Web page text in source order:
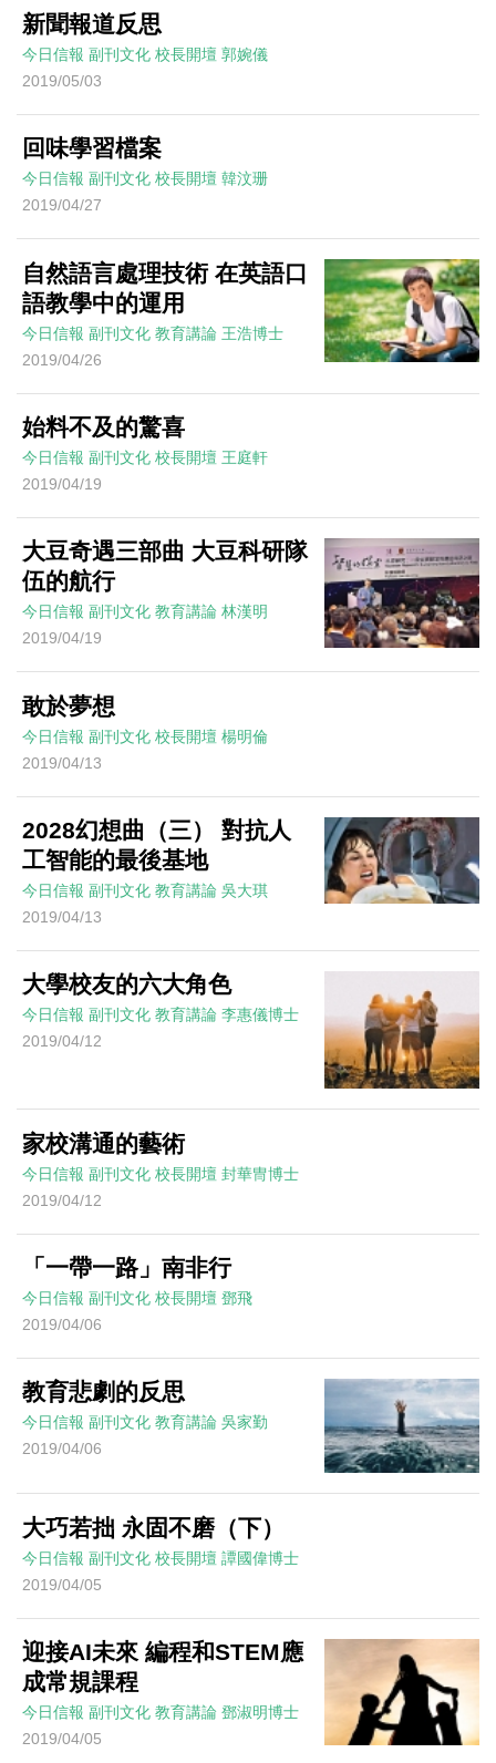
新聞報道反思
今日信報 副刊文化 校長開壇 郭婉儀
2019/05/03
回味學習檔案
今日信報 副刊文化 校長開壇 韓汶珊
2019/04/27
自然語言處理技術 在英語口
語教學中的運用
今日信報 副刊文化 教育講論 王浩博士
2019/04/26
始料不及的驚喜
今日信報 副刊文化 校長開壇 王庭軒
2019/04/19
大豆奇遇三部曲 大豆科研隊
伍的航行
今日信報 副刊文化 教育講論 林漢明
2019/04/19
敢於夢想
今日信報 副刊文化 校長開壇 楊明倫
2019/04/13
2028幻想曲（三） 對抗人
工智能的最後基地
今日信報 副刊文化 教育講論 吳大琪
2019/04/13
大學校友的六大角色
今日信報 副刊文化 教育講論 李惠儀博士
2019/04/12
家校溝通的藝術
今日信報 副刊文化 校長開壇 封華冑博士
2019/04/12
「一帶一路」南非行
今日信報 副刊文化 校長開壇 鄧飛
2019/04/06
教育悲劇的反思
今日信報 副刊文化 教育講論 吳家勤
2019/04/06
大巧若拙 永固不磨（下）
今日信報 副刊文化 校長開壇 譚國偉博士
2019/04/05
迎接AI未來 編程和STEM應
成常規課程
今日信報 副刊文化 教育講論 鄧淑明博士
2019/04/05